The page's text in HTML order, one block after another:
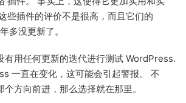
些插件的评价不是很高，而且它们的
多没更新了。
有用任何更新的迭代进行测试 WordPress.
一直在变化，这可能会引起警报。 不
方向前进，那么选择就在那里。